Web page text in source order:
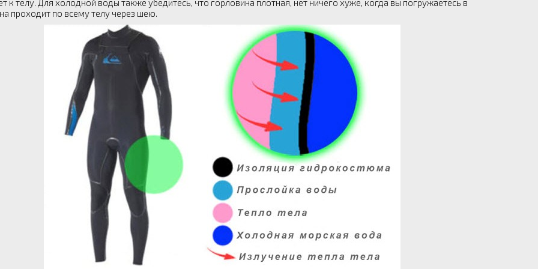
к телу. Для холодной воды также убедитесь, что горловина плотная, нет ничего хуже, когда вы погружаетесь в
проходит по всему телу через шею.